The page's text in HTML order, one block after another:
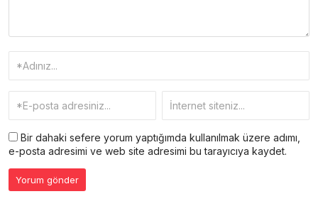
Bir dahaki sefere yorum yaptığımda kullanılmak üzere adımı,
e-posta adresimi ve web site adresimi bu tarayıcıya kaydet.